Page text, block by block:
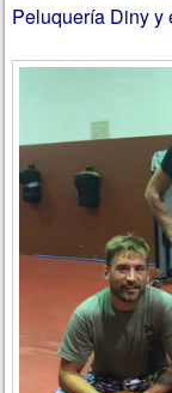
Peluquería Diny y